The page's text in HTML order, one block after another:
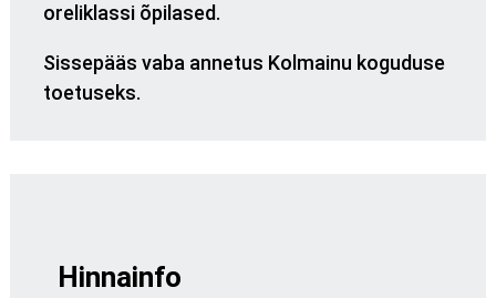
oreliklassi õpilased.
Sissepääs vaba annetus Kolmainu koguduse
toetuseks.
Hinnainfo